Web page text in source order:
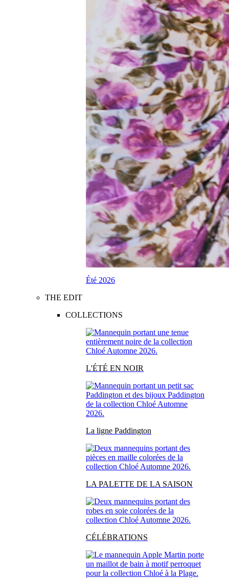
Été 2026
THE EDIT
COLLECTIONS
L'ÉTÉ EN NOIR
La ligne Paddington
LA PALETTE DE LA SAISON
CÉLÉBRATIONS